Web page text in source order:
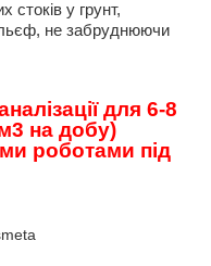
стоків у грунт,
не забруднюючи
для 6-8
3 на добу)
роботами під